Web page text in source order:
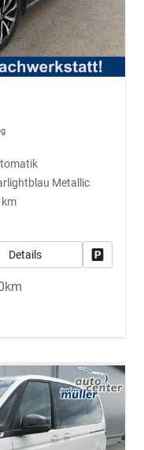
Metallic
km
Details